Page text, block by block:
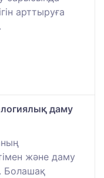
арттыруға
даму
және даму
Болашақ